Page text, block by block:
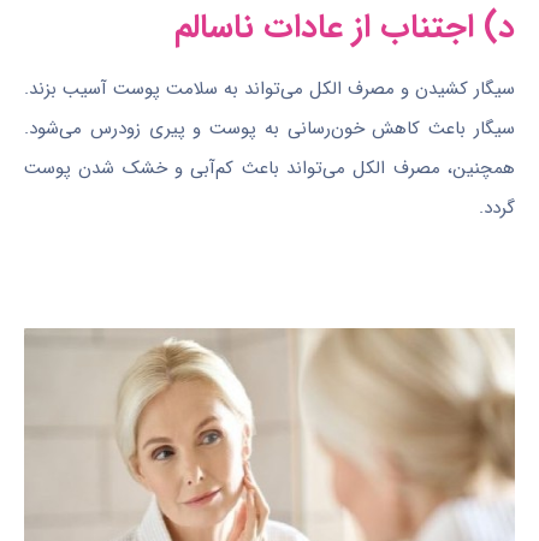
د) اجتناب از عادات ناسالم
سیگار کشیدن و مصرف الکل می‌تواند به سلامت پوست آسیب بزند.
سیگار باعث کاهش خون‌رسانی به پوست و پیری زودرس می‌شود.
همچنین، مصرف الکل می‌تواند باعث کم‌آبی و خشک شدن پوست
گردد.